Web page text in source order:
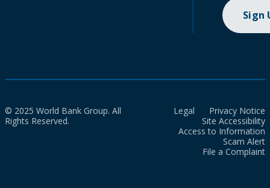
Sign
© 2025 World Bank Group. All
Rights Reserved.
Legal
Privacy Notice
Site Accessibility
Access to Information
Scam Alert
File a Complaint